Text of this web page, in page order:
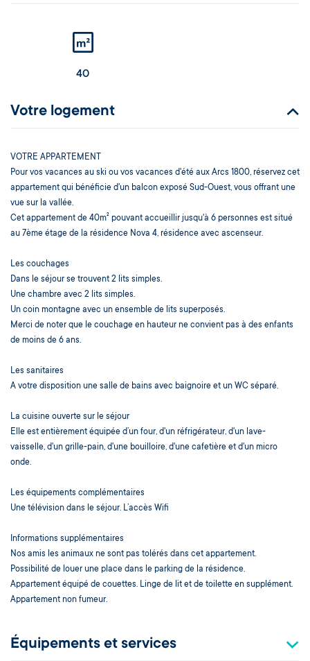
40
Votre logement
VOTRE APPARTEMENT
Pour vos vacances au ski ou vos vacances d'été aux Arcs 1800, réservez cet
appartement qui bénéficie d'un balcon exposé Sud-Ouest, vous offrant une
vue sur la vallée.
Cet appartement de 40m² pouvant accueillir jusqu'à 6 personnes est situé
au 7ème étage de la résidence Nova 4, résidence avec ascenseur.
Les couchages
Dans le séjour se trouvent 2 lits simples.
Une chambre avec 2 lits simples.
Un coin montagne avec un ensemble de lits superposés.
Merci de noter que le couchage en hauteur ne convient pas à des enfants
de moins de 6 ans.
Les sanitaires
A votre disposition une salle de bains avec baignoire et un WC séparé.
La cuisine ouverte sur le séjour
Elle est entièrement équipée d’un four, d'un réfrigérateur, d'un lave-
vaisselle, d'un grille-pain, d'une bouilloire, d'une cafetière et d'un micro
onde.
Les équipements complémentaires
Une télévision dans le séjour. L’accès Wifi
Informations supplémentaires
Nos amis les animaux ne sont pas tolérés dans cet appartement.
Possibilité de louer une place dans le parking de la résidence.
Appartement équipé de couettes. Linge de lit et de toilette en supplément.
Appartement non fumeur.
Équipements et services